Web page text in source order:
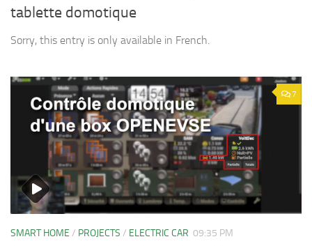
tablette domotique
Sorry, this entry is only available in French.
7
SMART HOME / PROJECTS / ELECTRIC CAR 09:35 PM